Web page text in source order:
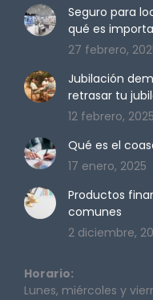
in
new
window
in
new
window
in
new
window
in
new
window
Seguro para
qué es
27 febrero,
Jubilación
retrasar tu
12 febrero, 2025
Qué es el
17 enero, 2025
Productos
comunes
2 diciembre,
Horario:
Lunes, miércoles y